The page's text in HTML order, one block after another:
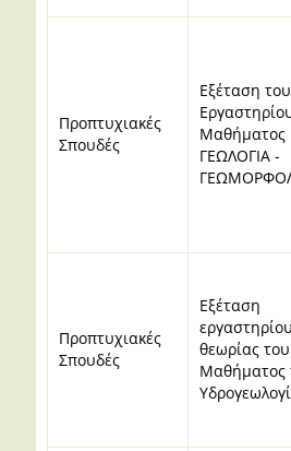
Προπτυχιακές
Σπουδές
Εξέταση του
Μαθήματος
ΓΕΩΛΟΓΙΑ -
Προπτυχιακές
Σπουδές
Εξέταση
θεωρίας του
Μαθήματος